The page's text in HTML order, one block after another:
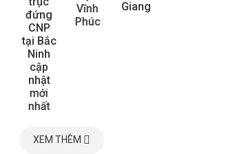
đứng
CNP
tại Bắc
Ninh
cập
nhật
mới
nhất
Vĩnh
Phúc
Giang
XEM THÊM